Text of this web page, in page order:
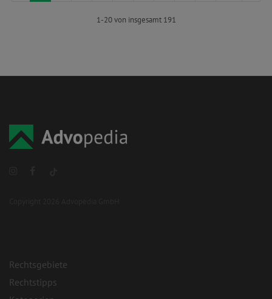
1-20 von insgesamt 191
Rechtsgebiete
Rechtstipps